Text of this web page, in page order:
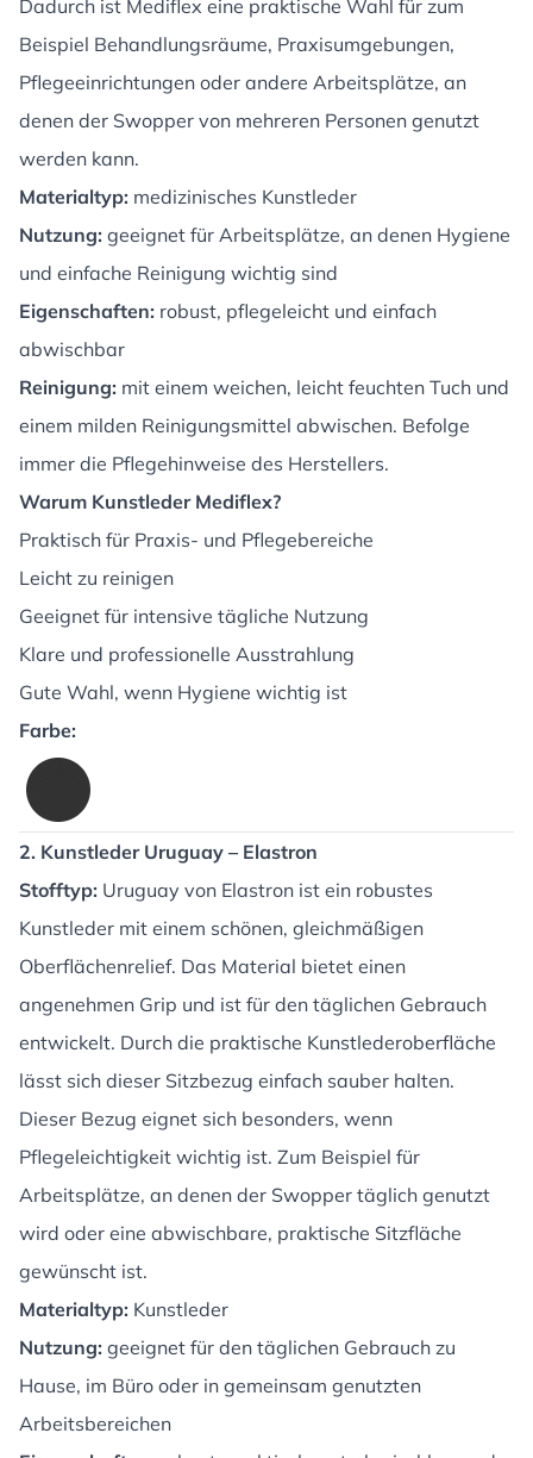
Dadurch ist Mediflex eine praktische Wahl für zum
Beispiel Behandlungsräume, Praxisumgebungen,
Pflegeeinrichtungen oder andere Arbeitsplätze, an
denen der Swopper von mehreren Personen genutzt
werden kann.
Materialtyp: medizinisches Kunstleder
Nutzung: geeignet für Arbeitsplätze, an denen Hygiene
und einfache Reinigung wichtig sind
Eigenschaften: robust, pflegeleicht und einfach
abwischbar
Reinigung: mit einem weichen, leicht feuchten Tuch und
einem milden Reinigungsmittel abwischen. Befolge
immer die Pflegehinweise des Herstellers.
Warum Kunstleder Mediflex?
Praktisch für Praxis- und Pflegebereiche
Leicht zu reinigen
Geeignet für intensive tägliche Nutzung
Klare und professionelle Ausstrahlung
Gute Wahl, wenn Hygiene wichtig ist
Farbe:
2. Kunstleder Uruguay – Elastron
Stofftyp: Uruguay von Elastron ist ein robustes
Kunstleder mit einem schönen, gleichmäßigen
Oberflächenrelief. Das Material bietet einen
angenehmen Grip und ist für den täglichen Gebrauch
entwickelt. Durch die praktische Kunstlederoberfläche
lässt sich dieser Sitzbezug einfach sauber halten.
Dieser Bezug eignet sich besonders, wenn
Pflegeleichtigkeit wichtig ist. Zum Beispiel für
Arbeitsplätze, an denen der Swopper täglich genutzt
wird oder eine abwischbare, praktische Sitzfläche
gewünscht ist.
Materialtyp: Kunstleder
Nutzung: geeignet für den täglichen Gebrauch zu
Hause, im Büro oder in gemeinsam genutzten
Arbeitsbereichen